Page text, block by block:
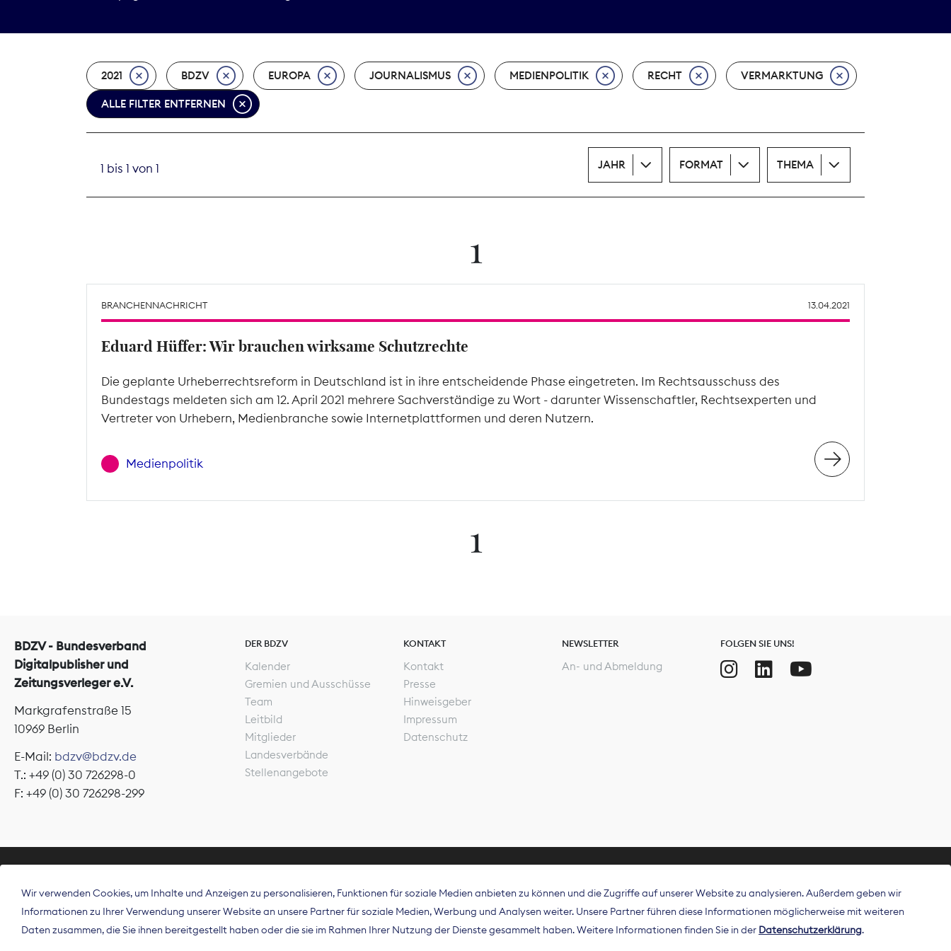
2021 BDZV EUROPA JOURNALISMUS MEDIENPOLITIK RECHT VERMARKTUNG
ALLE FILTER ENTFERNEN
1 bis 1 von 1 JAHR FORMAT THEMA
1
BRANCHENNACHRICHT 13.04.2021
Eduard Hüffer: Wir brauchen wirksame Schutzrechte
Die geplante Urheberrechtsreform in Deutschland ist in ihre entscheidende Phase eingetreten. Im Rechtsausschuss des
Bundestags meldeten sich am 12. April 2021 mehrere Sachverständige zu Wort - darunter Wissenschaftler, Rechtsexperten und
Vertreter von Urhebern, Medienbranche sowie Internetplattformen und deren Nutzern.
Medienpolitik
1
BDZV - Bundesverband
Digitalpublisher und
Zeitungsverleger e.V.
Markgrafenstraße 15
10969 Berlin
E-Mail: bdzv@bdzv.de
T.: +49 (0) 30 726298-0
F: +49 (0) 30 726298-299
DER BDZV
Kalender
Gremien und Ausschüsse
Team
Leitbild
Mitglieder
Landesverbände
Stellenangebote
KONTAKT
Kontakt
Presse
Hinweisgeber
Impressum
Datenschutz
NEWSLETTER
An- und Abmeldung
FOLGEN SIE UNS!
Der Bundesverband Digitalpublisher und Zeitungsverleger (BDZV) vertritt als
Spitzenorganisation die Interessen der Zeitungsverlage und digitalen Publisher in
Deutschland und auf EU-Ebene.
Wir verwenden Cookies, um Inhalte und Anzeigen zu personalisieren, Funktionen für soziale Medien anbieten zu können und die Zugriffe auf unserer Website zu analysieren. Außerdem geben wir
Informationen zu Ihrer Verwendung unserer Website an unsere Partner für soziale Medien, Werbung und Analysen weiter. Unsere Partner führen diese Informationen möglicherweise mit weiteren
Daten zusammen, die Sie ihnen bereitgestellt haben oder die sie im Rahmen Ihrer Nutzung der Dienste gesammelt haben. Weitere Informationen finden Sie in der Datenschutzerklärung.